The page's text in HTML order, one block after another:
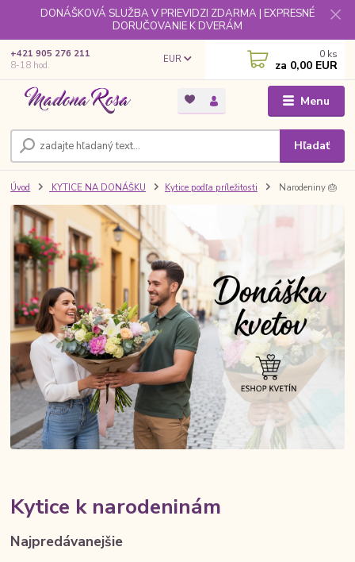
DONÁŠKOVÁ SLUŽBA V PRIEVIDZI ZDARMA | EXPRESNÉ
DORUČOVANIE K DVERÁM
Menu
EUR
Hľadať
+421 905 276 211
8-18 hod.
0 ks
za 0,00 EUR
Úvod KYTICE NA DONÁŠKU Kytice podľa príležitosti Narodeniny 🎂
Kytice k narodeninám
Najpredávanejšie